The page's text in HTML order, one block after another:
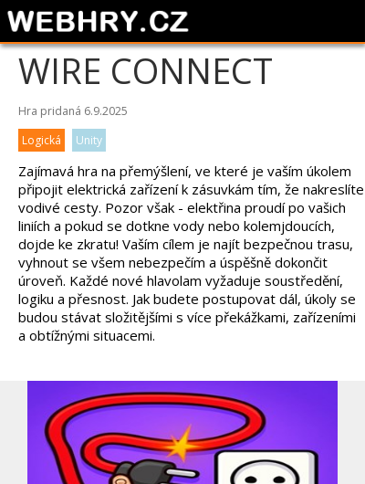
WIRE CONNECT
Hra pridaná 6.9.2025
Logická
Unity
Zajímavá hra na přemýšlení, ve které je vaším úkolem
připojit elektrická zařízení k zásuvkám tím, že nakreslíte
vodivé cesty. Pozor však - elektřina proudí po vašich
liniích a pokud se dotkne vody nebo kolemjdoucích,
dojde ke zkratu! Vaším cílem je najít bezpečnou trasu,
vyhnout se všem nebezpečím a úspěšně dokončit
úroveň. Každé nové hlavolam vyžaduje soustředění,
logiku a přesnost. Jak budete postupovat dál, úkoly se
budou stávat složitějšími s více překážkami, zařízeními
a obtížnými situacemi.